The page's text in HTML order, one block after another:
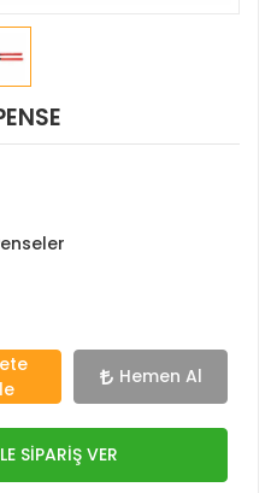
Hemen Al
SİPARİŞ VER